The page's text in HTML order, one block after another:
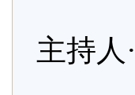
主持人